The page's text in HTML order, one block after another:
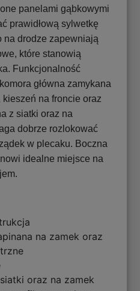
panelami gąbkowymi
prawidłową sylwetkę
na drodze zapewniają
które stanowią
Funkcjonalność
główna zamykana
na froncie oraz
z siatki oraz na
dobrze rozlokować
w plecaku. Boczna
idealne miejsce na
na zamek oraz
oraz na zamek